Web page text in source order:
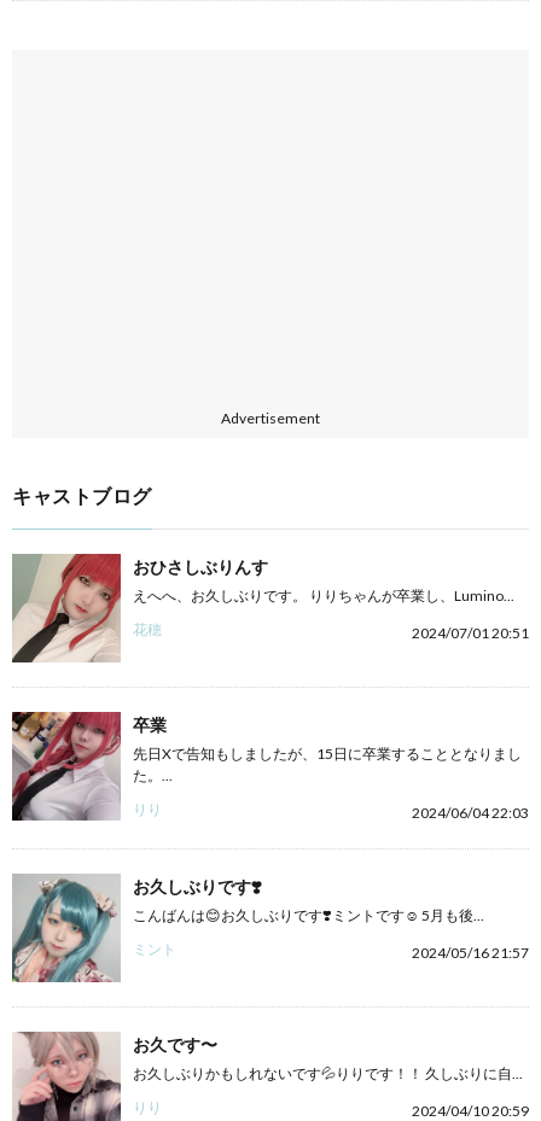
Advertisement
キャストブログ
おひさしぶりんす
えへへ、お久しぶりです。 りりちゃんが卒業し、Lumino...
花穂
2024/07/01 20:51
卒業
先日Xで告知もしましたが、15日に卒業することとなりまし
た。...
りり
2024/06/04 22:03
お久しぶりです❣️
こんばんは😊お久しぶりです❣️ミントです☺️ 5月も後...
ミント
2024/05/16 21:57
お久です〜
お久しぶりかもしれないです💦りりです！！ 久しぶりに自...
りり
2024/04/10 20:59